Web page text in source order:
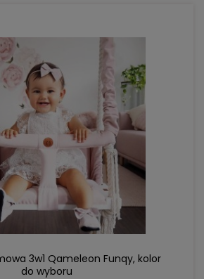
3w1 Qameleon Funqy, kolor
do wyboru
DO KOSZYKA